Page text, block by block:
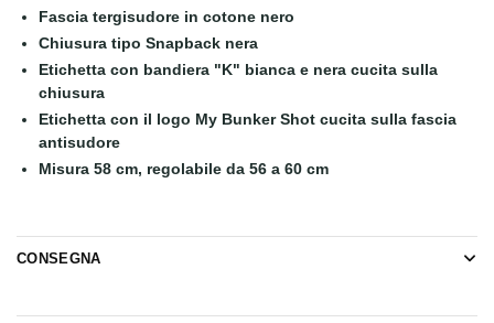
Fascia tergisudore in cotone nero
Chiusura tipo Snapback nera
Etichetta con bandiera "K" bianca e nera cucita sulla
chiusura
Etichetta con il logo My Bunker Shot cucita sulla fascia
antisudore
Misura 58 cm, regolabile da 56 a 60 cm
CONSEGNA